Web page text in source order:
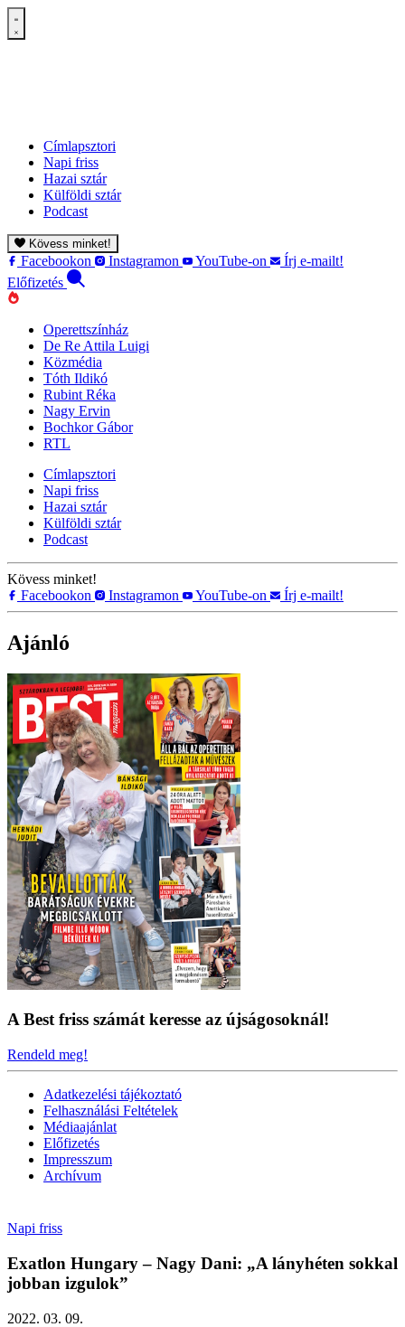
Címlapsztori
Napi friss
Hazai sztár
Külföldi sztár
Podcast
Kövess minket!
Facebookon Instagramon YouTube-on
Írj e-mailt!
Előfizetés
Operettszínház
De Re Attila Luigi
Közmédia
Tóth Ildikó
Rubint Réka
Nagy Ervin
Bochkor Gábor
RTL
Címlapsztori
Napi friss
Hazai sztár
Külföldi sztár
Podcast
Kövess minket!
Facebookon
Instagramon YouTube-on Írj e-mailt!
Ajánló
A Best friss számát keresse az újságosoknál!
Rendeld meg!
Adatkezelési tájékoztató
Felhasználási Feltételek
Médiaajánlat
Előfizetés
Impresszum
Archívum
Napi friss
Exatlon Hungary – Nagy Dani: „A lányhéten sokkal
jobban izgulok”
2022. 03. 09.